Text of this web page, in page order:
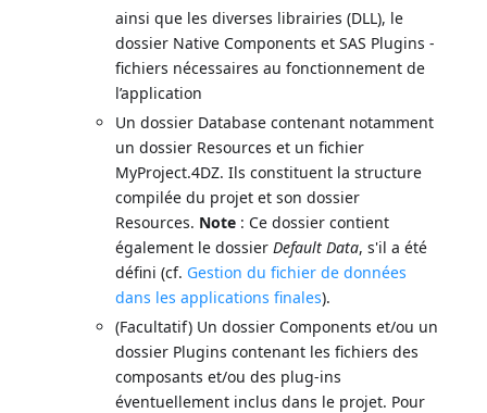
ainsi que les diverses librairies (DLL), le
dossier Native Components et SAS Plugins -
fichiers nécessaires au fonctionnement de
l’application
Un dossier Database contenant notamment
un dossier Resources et un fichier
MyProject.4DZ. Ils constituent la structure
compilée du projet et son dossier
Resources. Note : Ce dossier contient
également le dossierDefault Data, s'il a été
défini (cf. Gestion du fichier de données
dans les applications finales).
(Facultatif) Un dossier Components et/ou un
dossier Plugins contenant les fichiers des
composants et/ou des plug-ins
éventuellement inclus dans le projet. Pour